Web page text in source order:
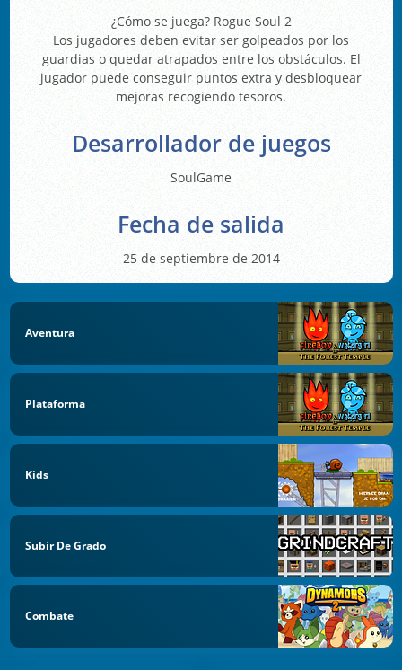
¿Cómo se juega? Rogue Soul 2
Los jugadores deben evitar ser golpeados por los
guardias o quedar atrapados entre los obstáculos. El
jugador puede conseguir puntos extra y desbloquear
mejoras recogiendo tesoros.
Desarrollador de juegos
SoulGame
Fecha de salida
25 de septiembre de 2014
Aventura
Plataforma
Kids
Subir De Grado
Combate